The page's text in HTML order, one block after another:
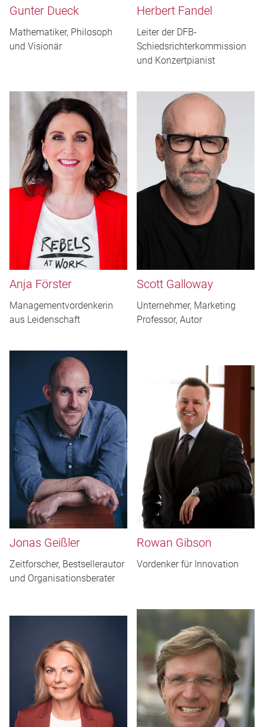
Gunter Dueck
Mathematiker, Philosoph
und Visionär
Herbert Fandel
Leiter der DFB-
Schiedsrichterkommission
und Konzertpianist
Anja Förster
Managementvordenkerin
aus Leidenschaft
Scott Galloway
Unternehmer, Marketing
Professor, Autor
Jonas Geißler
Zeitforscher, Bestsellerautor
und Organisationsberater
Rowan Gibson
Vordenker für Innovation